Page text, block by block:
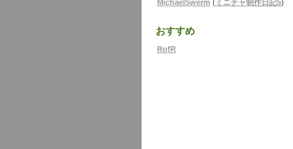
MichaelSwerm ( ミニチャ制作日記5)
おすすめ
RofR